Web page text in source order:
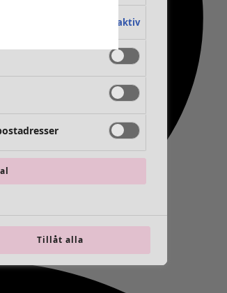
Alltid aktiv
Tillåt alla